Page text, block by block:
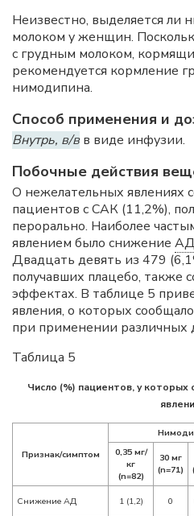
Неизвестно, выделяется ли
молоком у женщин.
с грудным молоком,
рекомендуется кормление
нимодипина.
Способ применения и
Внутрь, в/вв виде инфузии.
Побочные действия
О нежелательных явлениях
пациентов с САК (11,2%),
перорально. Наиболее
явлением было снижение АД
Двадцать девять из 479
получавших плацебо, также
эффектах. В таблице 5
явления, о которых
при применении различных
Таблица 5
Число (%) пациентов, у
Признак/симптом
0,35 мг/
кг
(n=82)
30 мг
(n=71)
Снижение АД 1 (1,2) 0